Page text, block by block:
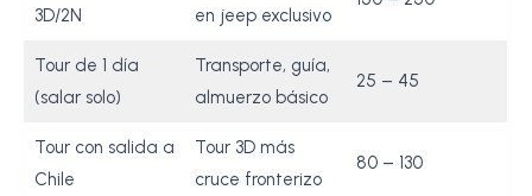
3D/2N
en jeep exclusivo
Tour de 1 día
(salar solo)
Transporte, guía,
almuerzo básico
25 – 45
Tour con salida a
Chile
Tour 3D más
cruce fronterizo
80 – 130